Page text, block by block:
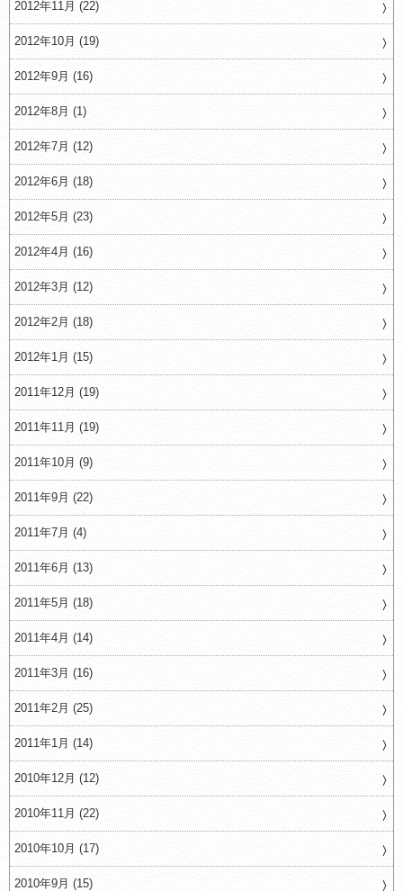
2012年11月 (22)
2012年10月 (19)
2012年9月 (16)
2012年8月 (1)
2012年7月 (12)
2012年6月 (18)
2012年5月 (23)
2012年4月 (16)
2012年3月 (12)
2012年2月 (18)
2012年1月 (15)
2011年12月 (19)
2011年11月 (19)
2011年10月 (9)
2011年9月 (22)
2011年7月 (4)
2011年6月 (13)
2011年5月 (18)
2011年4月 (14)
2011年3月 (16)
2011年2月 (25)
2011年1月 (14)
2010年12月 (12)
2010年11月 (22)
2010年10月 (17)
2010年9月 (15)